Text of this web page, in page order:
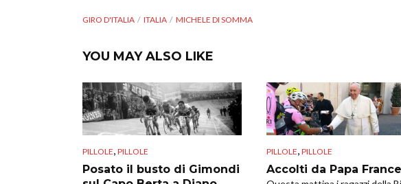
GIRO D'ITALIA ITALIA MICHELE DI SOMMA
YOU MAY ALSO LIKE
PILLOLE, PILLOLE
Posato il busto di Gimondi
PILLOLE, PILLOLE
Accolti da Papa